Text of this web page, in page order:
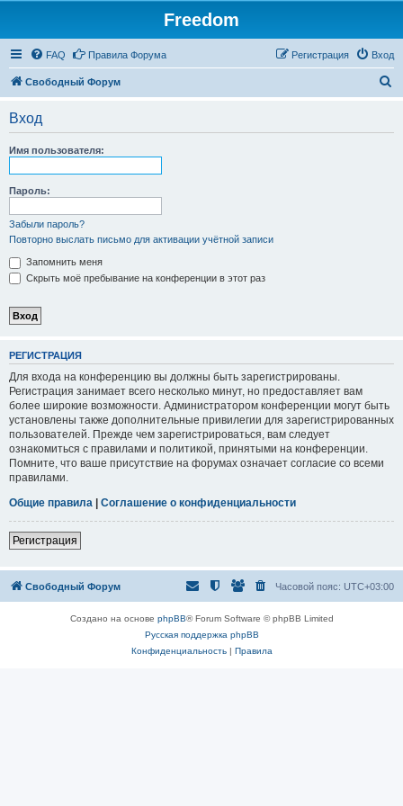
Freedom
FAQ Правила Форума Вход
Регистрация
Свободный Форум
Вход
Имя пользователя:
Пароль:
Забыли пароль?
Повторно выслать письмо для активации учётной записи
Запомнить меня
Скрыть моё пребывание на конференции в этот раз
РЕГИСТРАЦИЯ
Для входа на конференцию вы должны быть зарегистрированы.
Регистрация занимает всего несколько минут, но предоставляет вам
более широкие возможности. Администратором конференции могут быть
установлены также дополнительные привилегии для зарегистрированных
пользователей. Прежде чем зарегистрироваться, вам следует
ознакомиться с правилами и политикой, принятыми на конференции.
Помните, что ваше присутствие на форумах означает согласие со всеми
правилами.
Общие правила | Соглашение о конфиденциальности
Регистрация
Свободный Форум Часовой пояс: UTC+03:00
Создано на основе phpBB® Forum Software © phpBB Limited
Русская поддержка phpBB
Конфиденциальность| Правила